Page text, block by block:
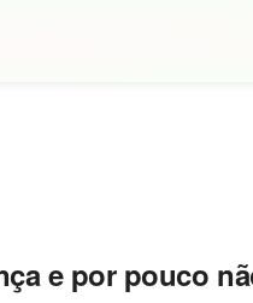
e por pouco